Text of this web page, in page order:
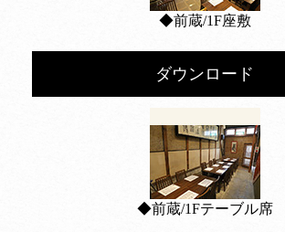
◆前蔵/1F座敷
ダウンロード
◆前蔵/1Fテーブル席